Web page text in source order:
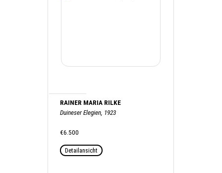
RAINER MARIA RILKE
Duineser Elegien, 1923
€6.500
Detailansicht